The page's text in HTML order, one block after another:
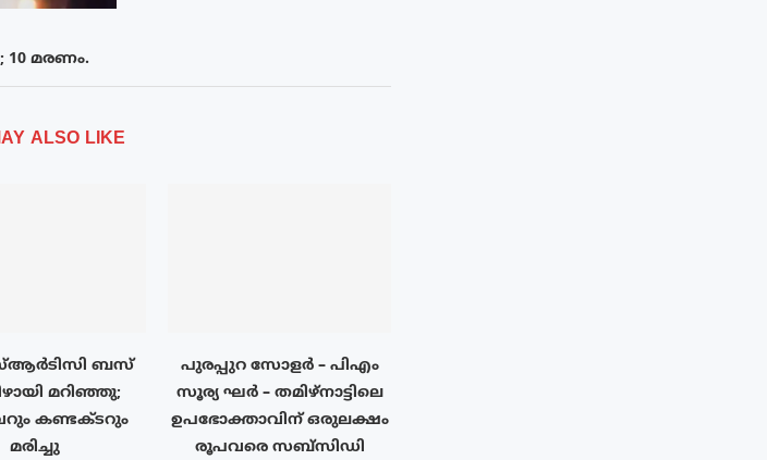
മരണം.
ALSO LIKE
ബസ്
മറിഞ്ഞു;
കണ്ടക്ടറും
മരിച്ചു
പുരപ്പുറ സോളർ – പിഎം
സൂര്യ ഘർ – തമിഴ്നാട്ടിലെ
ഉപഭോക്താവിന് ഒരുലക്ഷം
രൂപവരെ സബ്സിഡി